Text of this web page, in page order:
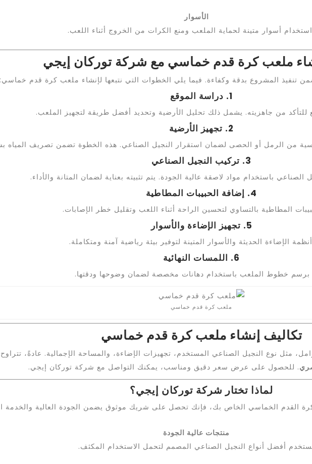
الأسوار
أسوار متينة لحماية الملعب ومنع الكرات من الخروج أثناء اللعب.
ملعب كرة قدم خماسي مع شركة توركان إيجي
تنفيذ المشروع بدقة وكفاءة. فيما يلي الخطوات التي نتبعها لإنشاء ملعب كرة قدم خماسي:
1. دراسة الموقع
للتأكد من جاهزيته. يشمل ذلك تحليل الأرضية وتحديد أفضل طريقة لتجهيز الملعب.
2. تجهيز الأرضية
من الرمل أو الحصى لضمان استقرار النجيل الصناعي. هذه الخطوة تضمن تصريف المياه
3. تركيب النجيل الصناعي
الصناعي باستخدام مواد لاصقة عالية الجودة. يتم تثبيته بعناية لضمان المتانة والأداء.
4. إضافة الحبيبات المطاطية
المطاطية بالتساوي لتحسين الراحة أثناء اللعب وتقليل خطر الإصابات.
5. تجهيز الإضاءة والأسوار
الإضاءة الحديثة والأسوار المتينة لتوفير بيئة رياضية آمنة ومتكاملة.
6. اللمسات النهائية
برسم خطوط الملعب باستخدام دهانات مخصصة لضمان وضوحها ودقتها.
ملعب كرة قدم خماسي
تكاليف إنشاء ملعب كرة قدم خماسي
نوع النجيل الصناعي المستخدم، تجهيزات الإضاءة، والمساحة الإجمالية. عادةً، تتراوح
. للحصول على عرض سعر دقيق ومناسب، يمكنك التواصل مع شركة توركان إيجي.
لماذا تختار شركة توركان إيجي؟
القدم الخماسي الخاص بك، فإنك تحصل على شريك موثوق يضمن الجودة العالية والخدمة
منتجات عالية الجودة
أفضل أنواع النجيل الصناعي المصمم لتحمل الاستخدام المكثف.